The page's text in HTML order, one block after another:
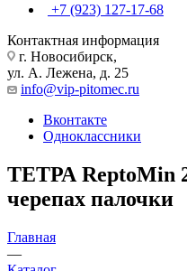
+7 (923) 127-17-68
Контактная информация
г. Новосибирск,
ул. А. Лежена, д. 25
info@vip-pitomec.ru
Вконтакте
Одноклассники
ТЕТРА ReptoMin
черепах палочки
Главная
—